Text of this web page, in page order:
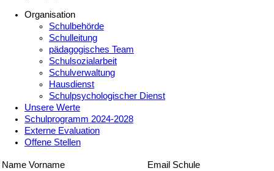
Organisation
Schulbehörde
Schulleitung
pädagogisches Team
Schulsozialarbeit
Schulverwaltung
Hausdienst
Schulpsychologischer Dienst
Unsere Werte
Schulprogramm 2024-2028
Externe Evaluation
Offene Stellen
Name Vorname
Email Schule